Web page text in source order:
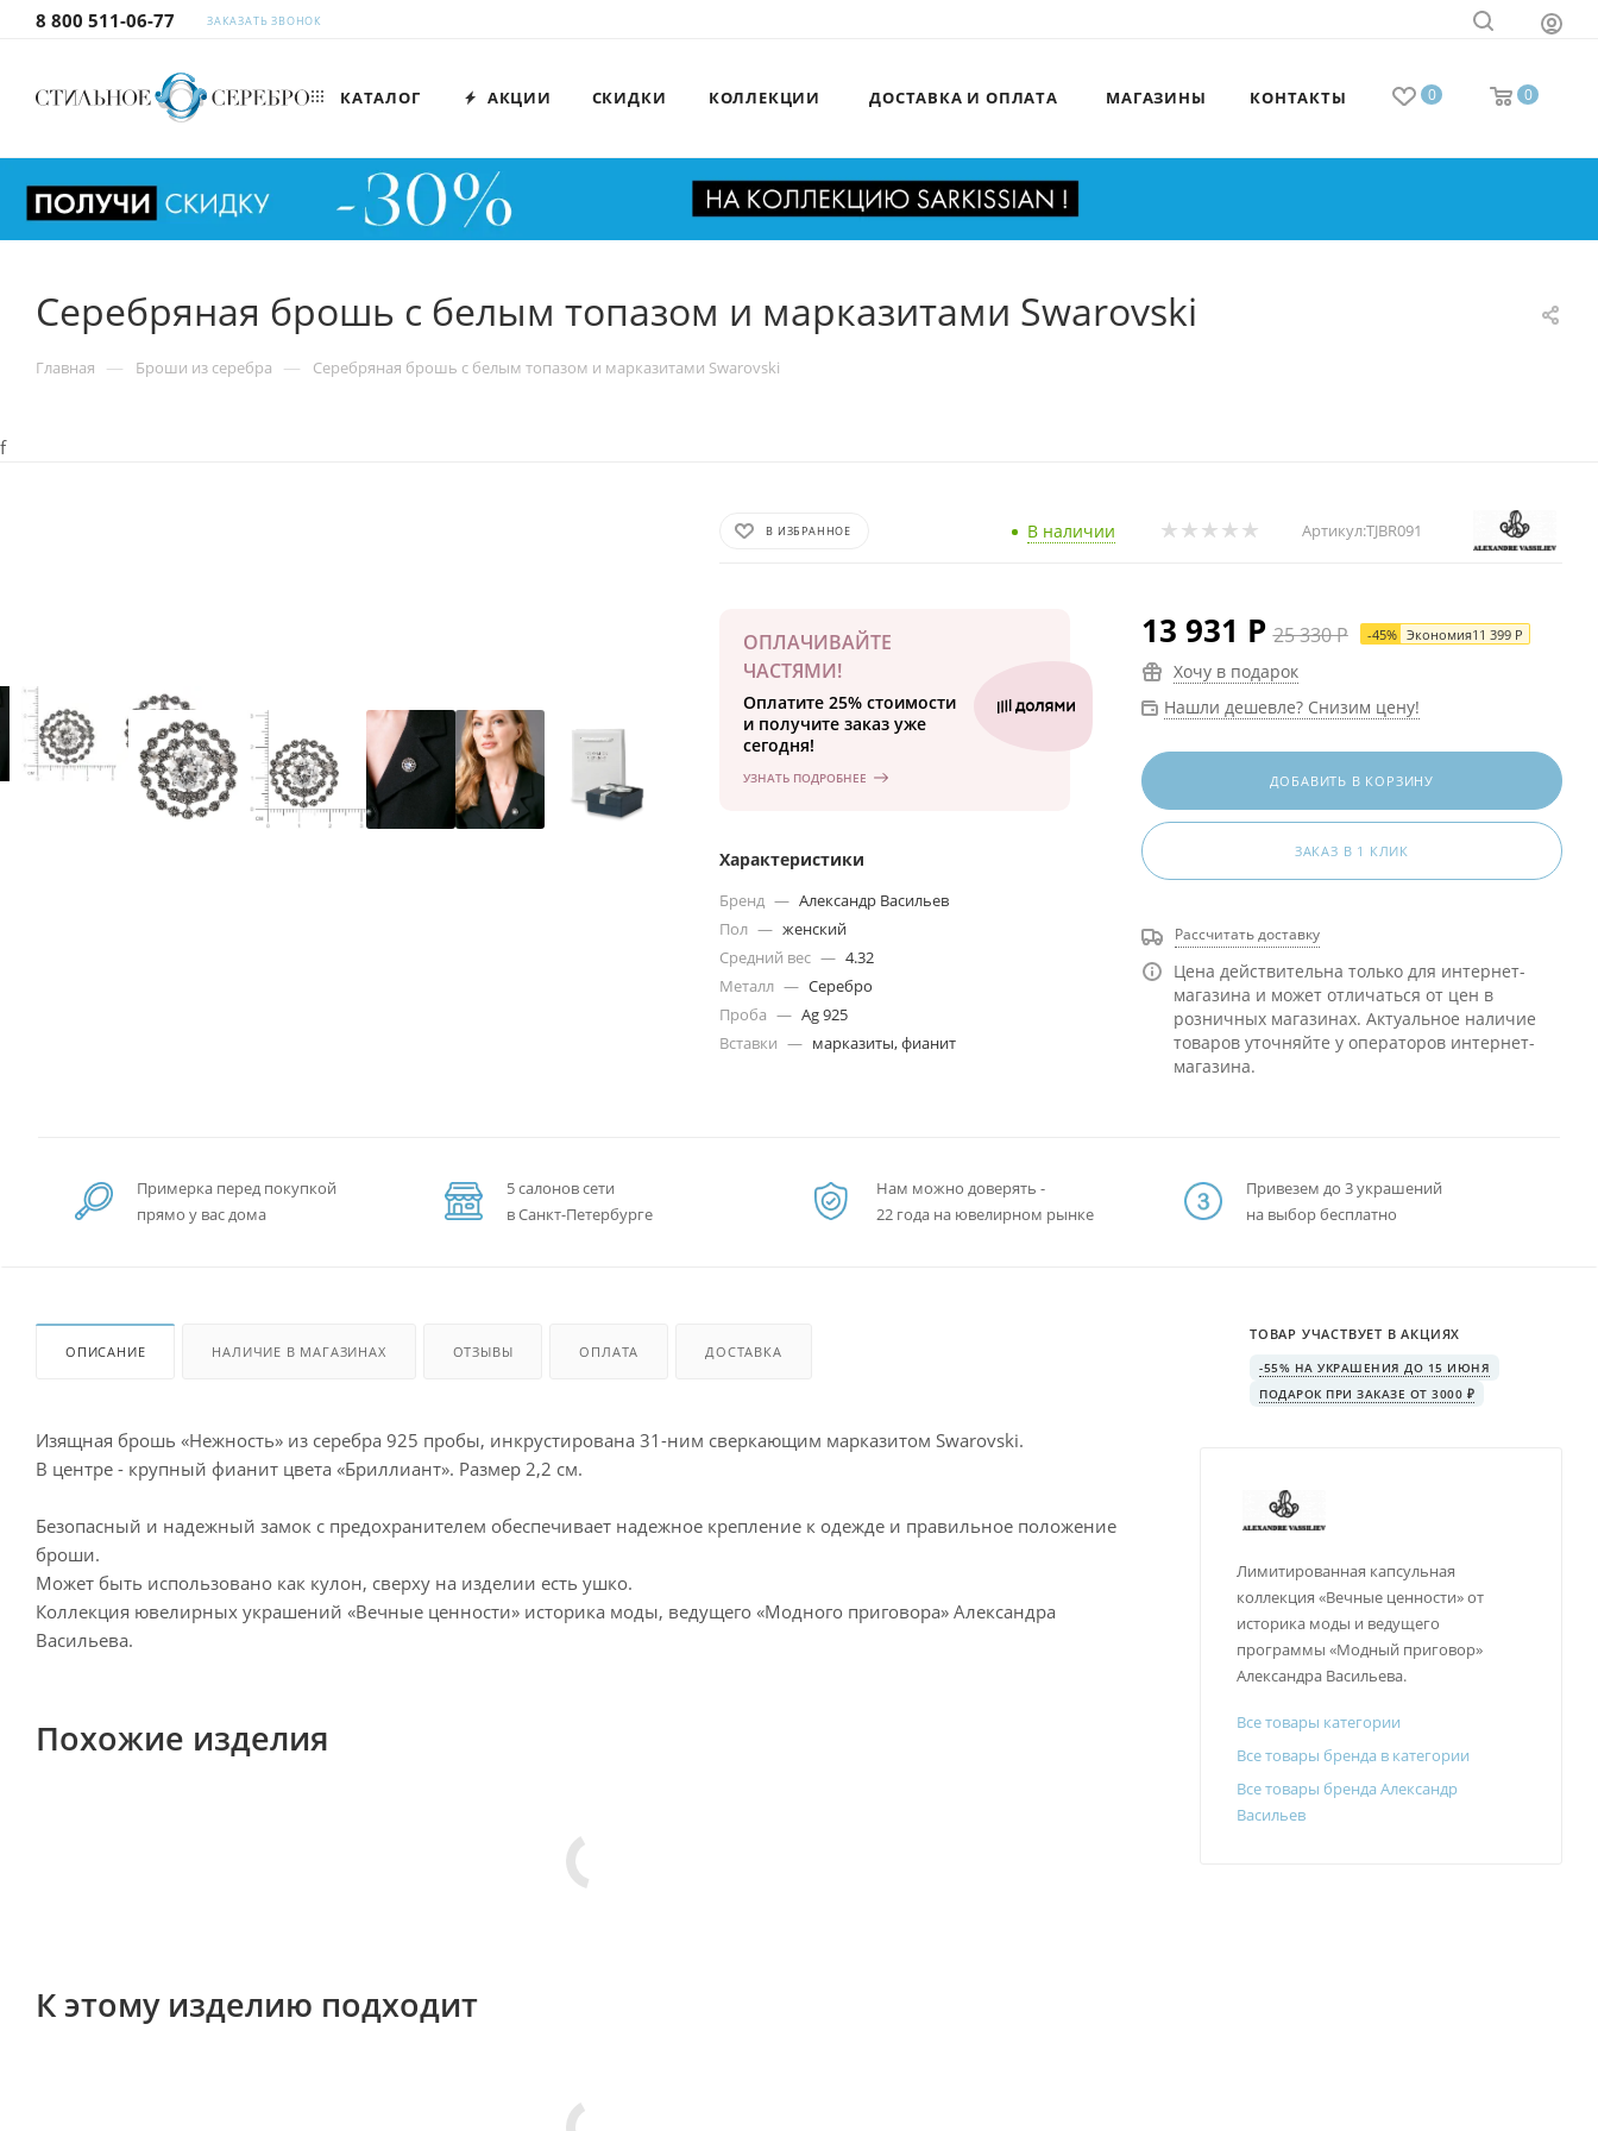
8 800 511-06-77 ЗАКАЗАТЬ ЗВОНОК
0 0
КАТАЛОГ АКЦИИ СКИДКИ КОЛЛЕКЦИИ ДОСТАВКА И ОПЛАТА МАГАЗИНЫ КОНТАКТЫ
Серебряная брошь с белым топазом и марказитами Swarovski
Главная — Броши из серебра — Серебряная брошь с белым топазом и марказитами Swarovski
f
В ИЗБРАННОЕ В наличии Артикул:TJBR091
ОПЛАЧИВАЙТЕ
ЧАСТЯМИ!
Оплатите 25% стоимости
и получите заказ уже
сегодня!
УЗНАТЬ ПОДРОБНЕЕ
Характеристики
Бренд — Александр Васильев
Пол — женский
Средний вес — 4.32
Металл — Серебро
Проба — Ag 925
Вставки — марказиты, фианит
13 931 Р 25 330Р -45% Экономия11 399Р
Хочу в подарок
Нашли дешевле? Снизим цену!
ДОБАВИТЬ В КОРЗИНУ
ЗАКАЗ В 1 КЛИК
Рассчитать доставку
Цена действительна только для интернет-
магазина и может отличаться от цен в
розничных магазинах. Актуальное наличие
товаров уточняйте у операторов интернет-
магазина.
Примерка перед покупкой
прямо у вас дома
5 салонов сети
в Санкт-Петербурге
Нам можно доверять -
22 года на ювелирном рынке
Привезем до 3 украшений
на выбор бесплатно
ОПИСАНИЕ НАЛИЧИЕ В МАГАЗИНАХ ОТЗЫВЫ ОПЛАТА ДОСТАВКА
Изящная брошь «Нежность» из серебра 925 пробы, инкрустирована 31-ним сверкающим марказитом Swarovski.
В центре - крупный фианит цвета «Бриллиант». Размер 2,2 см.
Безопасный и надежный замок с предохранителем обеспечивает надежное крепление к одежде и правильное положение
броши.
Может быть использовано как кулон, сверху на изделии есть ушко.
Коллекция ювелирных украшений «Вечные ценности» историка моды, ведущего «Модного приговора» Александра
Васильева.
Похожие изделия
К этому изделию подходит
ТОВАР УЧАСТВУЕТ В АКЦИЯХ
-55% НА УКРАШЕНИЯ ДО 15 ИЮНЯ
ПОДАРОК ПРИ ЗАКАЗЕ ОТ 3000 ₽
Лимитированная капсульная
коллекция «Вечные ценности» от
историка моды и ведущего
программы «Модный приговор»
Александра Васильева.
Все товары категории
Все товары бренда в категории
Все товары бренда Александр
Васильев